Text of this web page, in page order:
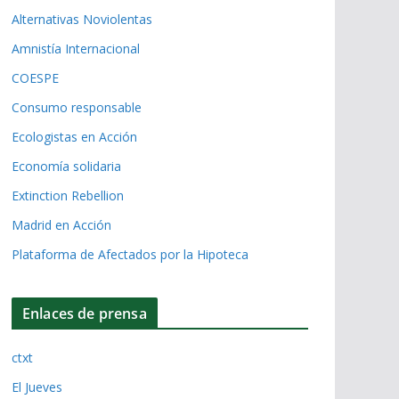
Alternativas Noviolentas
Amnistía Internacional
COESPE
Consumo responsable
Ecologistas en Acción
Economía solidaria
Extinction Rebellion
Madrid en Acción
Plataforma de Afectados por la Hipoteca
Enlaces de prensa
ctxt
El Jueves